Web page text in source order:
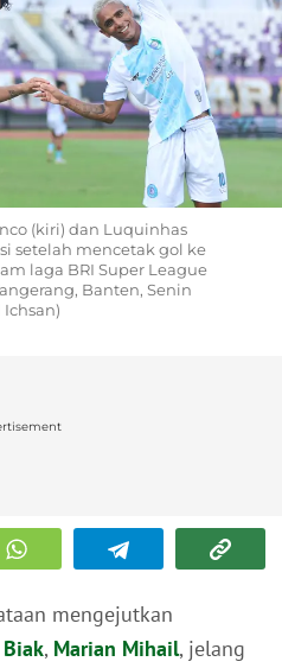
(kiri) dan Luquinhas
setelah mencetak gol ke
laga BRI Super League
Banten, Senin
Ichsan)
mengejutkan
Biak, Marian Mihail, jelang